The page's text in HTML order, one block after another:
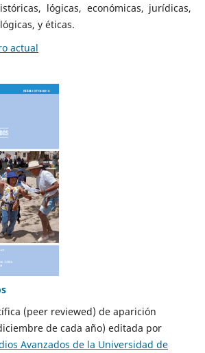
lógicas, económicas, jurídicas,
y éticas.
actual
(peer reviewed) de aparición
de cada año) editada por
Avanzados de la Universidad de